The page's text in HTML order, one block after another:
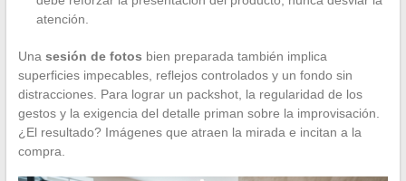
atención.
Una sesión de fotos bien preparada también implica
superficies impecables, reflejos controlados y un fondo sin
distracciones. Para lograr un packshot, la regularidad de los
gestos y la exigencia del detalle priman sobre la improvisación.
¿El resultado? Imágenes que atraen la mirada e incitan a la
compra.